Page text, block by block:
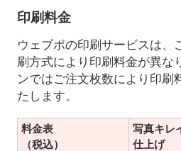
印刷料金
ウェブポの印刷サービスは、
刷方式により印刷料金が異な
ンではご注文枚数により印刷
たします。
料金表
（税込）
写真キレ
仕上げ